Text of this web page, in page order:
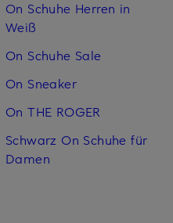
On Schuhe Herren in
Weiß
On Schuhe Sale
On Sneaker
On THE ROGER
Schwarz On Schuhe für
Damen